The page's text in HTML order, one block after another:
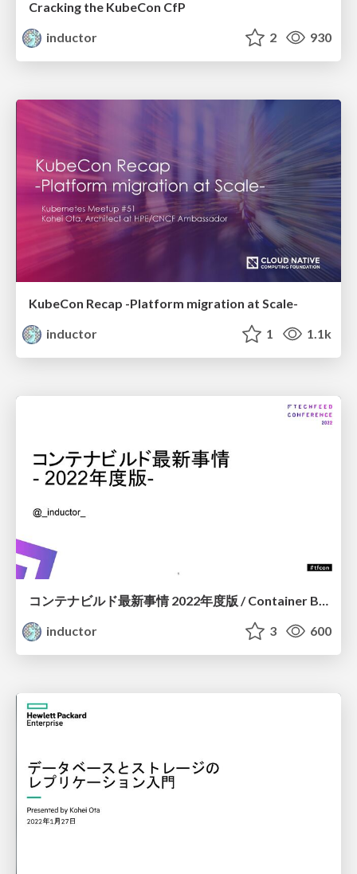
Cracking the KubeCon CfP
inductor
2 930
KubeCon Recap -Platform migration at Scale-
inductor
1 1.1k
コンテナビルド最新事情 2022年度版 / Container Build 2022
inductor
3 600